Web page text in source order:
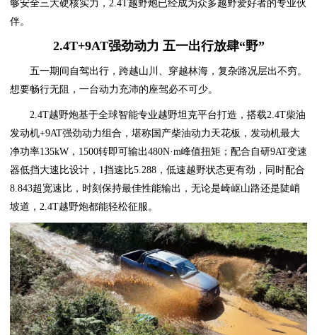
够安全三大硬核实力，2.4T越野炮已经成为众多越野爱好者的专业伙
伴。
2.4T+9AT强劲动力 五一出行放肆“野”
五一期间自驾出行，跨越山川、穿越林海，复杂路况层出不穷。
想要畅行无阻，一台动力充沛的座驾必不可少。
2.4T越野炮基于全球智能专业越野坦克平台打造，搭载2.4T柴油
发动机+9AT强劲动力组合，堪称国产柴油动力天花板，发动机最大
净功率135kW，1500转即可输出480N·m峰值扭矩；配合自研9AT变速
器低挡大速比设计，1挡速比5.288，低速越野状态更有劲，同时配合
8.843超宽速比，时刻保持最佳性能输出，无论是崎岖山路还是陡峭
坡道，2.4T越野炮都能轻松征服。